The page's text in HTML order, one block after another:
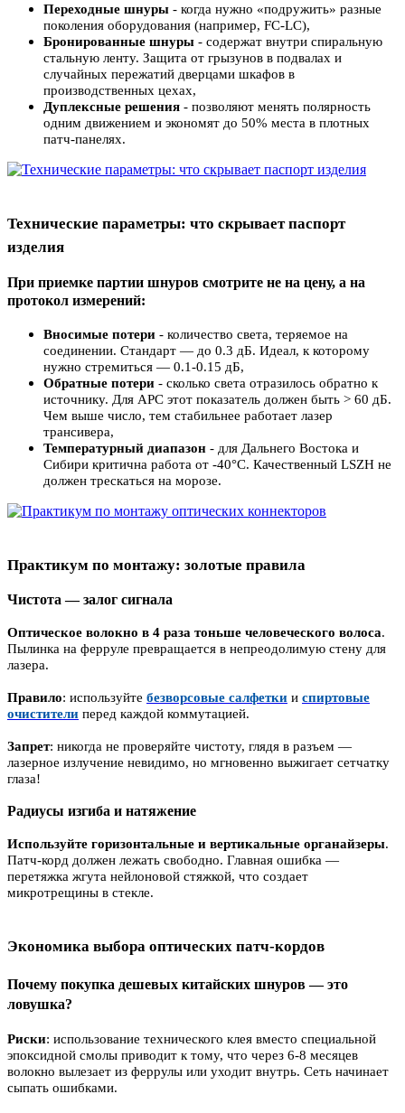
Переходные шнуры - когда нужно «подружить» разные
поколения оборудования (например, FC-LC),
Бронированные шнуры - содержат внутри спиральную
стальную ленту. Защита от грызунов в подвалах и
случайных пережатий дверцами шкафов в
производственных цехах,
Дуплексные решения - позволяют менять полярность
одним движением и экономят до 50% места в плотных
патч-панелях.
Технические параметры: что скрывает паспорт
изделия
При приемке партии шнуров смотрите не на цену, а на
протокол измерений:
Вносимые потери - количество света, теряемое на
соединении. Стандарт — до 0.3 дБ. Идеал, к которому
нужно стремиться — 0.1-0.15 дБ,
Обратные потери - сколько света отразилось обратно к
источнику. Для APC этот показатель должен быть > 60 дБ.
Чем выше число, тем стабильнее работает лазер
трансивера,
Температурный диапазон - для Дальнего Востока и
Сибири критична работа от -40°C. Качественный LSZH не
должен трескаться на морозе.
Практикум по монтажу: золотые правила
Чистота — залог сигнала
Оптическое волокно в 4 раза тоньше человеческого волоса.
Пылинка на ферруле превращается в непреодолимую стену для
лазера.
Правило: используйте безворсовые салфетки и спиртовые
очистители перед каждой коммутацией.
Запрет: никогда не проверяйте чистоту, глядя в разъем —
лазерное излучение невидимо, но мгновенно выжигает сетчатку
глаза!
Радиусы изгиба и натяжение
Используйте горизонтальные и вертикальные органайзеры.
Патч-корд должен лежать свободно. Главная ошибка —
перетяжка жгута нейлоновой стяжкой, что создает
микротрещины в стекле.
Экономика выбора оптических патч-кордов
Почему покупка дешевых китайских шнуров — это
ловушка?
Риски: использование технического клея вместо специальной
эпоксидной смолы приводит к тому, что через 6-8 месяцев
волокно вылезает из феррулы или уходит внутрь. Сеть начинает
сыпать ошибками.